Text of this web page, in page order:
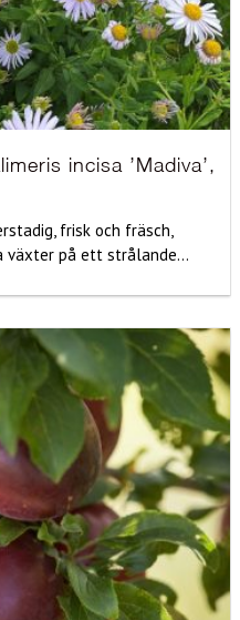
incisa ’Madiva’,
frisk och fräsch,
växter på ett strålande...